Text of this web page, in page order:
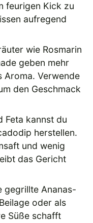
feurigen Kick zu
aufregend
wie Rosmarin
geben mehr
Aroma. Verwende
den Geschmack
Feta kannst du
herstellen.
und wenig
das Gericht
gegrillte Ananas-
oder als
Süße schafft